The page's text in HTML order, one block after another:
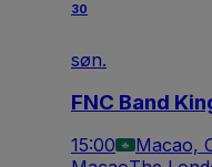
30
søn.
FNC Band
15:00
Macao,